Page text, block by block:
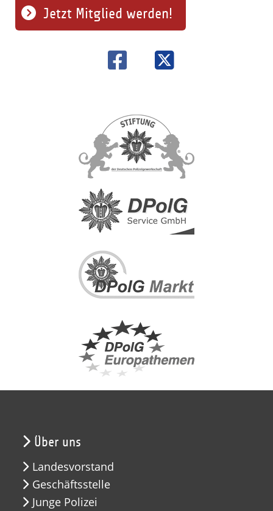
Jetzt Mitglied werden!
Über uns
Landesvorstand
Geschäftsstelle
Junge Polizei